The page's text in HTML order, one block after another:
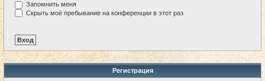
Запомнить меня
Скрыть моё пребывание на конференции в этот раз
Регистрация